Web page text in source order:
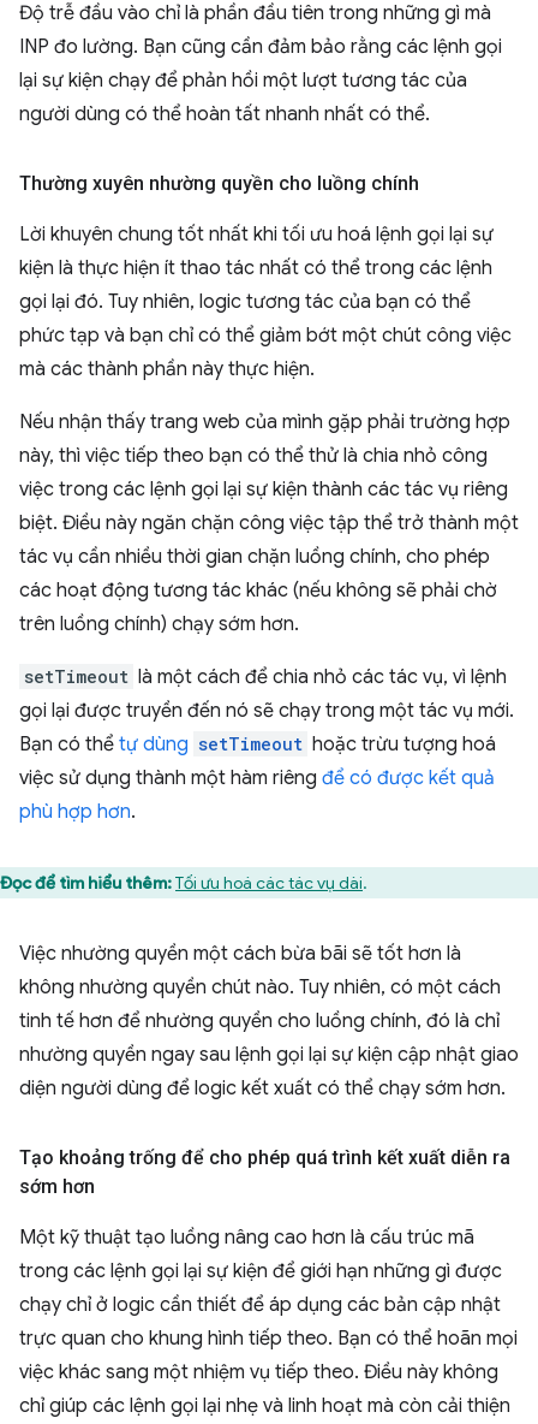
Độ trễ đầu vào chỉ là phần đầu tiên trong những gì mà
INP đo lường. Bạn cũng cần đảm bảo rằng các lệnh gọi
lại sự kiện chạy để phản hồi một lượt tương tác của
người dùng có thể hoàn tất nhanh nhất có thể.
Thường xuyên nhường quyền cho luồng chính
Lời khuyên chung tốt nhất khi tối ưu hoá lệnh gọi lại sự
kiện là thực hiện ít thao tác nhất có thể trong các lệnh
gọi lại đó. Tuy nhiên, logic tương tác của bạn có thể
phức tạp và bạn chỉ có thể giảm bớt một chút công việc
mà các thành phần này thực hiện.
Nếu nhận thấy trang web của mình gặp phải trường hợp
này, thì việc tiếp theo bạn có thể thử là chia nhỏ công
việc trong các lệnh gọi lại sự kiện thành các tác vụ riêng
biệt. Điều này ngăn chặn công việc tập thể trở thành một
tác vụ cần nhiều thời gian chặn luồng chính, cho phép
các hoạt động tương tác khác (nếu không sẽ phải chờ
trên luồng chính) chạy sớm hơn.
setTimeout là một cách để chia nhỏ các tác vụ, vì lệnh
gọi lại được truyền đến nó sẽ chạy trong một tác vụ mới.
Bạn có thể tự dùng setTimeout hoặc trừu tượng hoá
việc sử dụng thành một hàm riêng để có được kết quả
phù hợp hơn.
Đọc để tìm hiểu thêm:Tối ưu hoá các tác vụ dài.
Việc nhường quyền một cách bừa bãi sẽ tốt hơn là
không nhường quyền chút nào. Tuy nhiên, có một cách
tinh tế hơn để nhường quyền cho luồng chính, đó là chỉ
nhường quyền ngay sau lệnh gọi lại sự kiện cập nhật giao
diện người dùng để logic kết xuất có thể chạy sớm hơn.
Tạo khoảng trống để cho phép quá trình kết xuất diễn ra
sớm hơn
Một kỹ thuật tạo luồng nâng cao hơn là cấu trúc mã
trong các lệnh gọi lại sự kiện để giới hạn những gì được
chạy chỉ ở logic cần thiết để áp dụng các bản cập nhật
trực quan cho khung hình tiếp theo. Bạn có thể hoãn mọi
việc khác sang một nhiệm vụ tiếp theo. Điều này không
chỉ giúp các lệnh gọi lại nhẹ và linh hoạt mà còn cải thiện